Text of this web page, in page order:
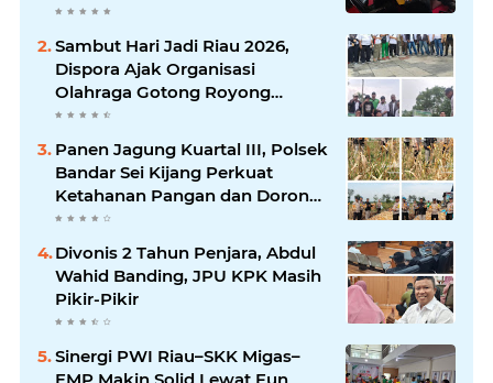
Abadi Diminta Hadir pada
Pertemuan Berikutnya
Sambut Hari Jadi Riau 2026,
Dispora Ajak Organisasi
Olahraga Gotong Royong
Percantik Stadion Utama Riau
Panen Jagung Kuartal III, Polsek
Bandar Sei Kijang Perkuat
Ketahanan Pangan dan Dorong
Produktivitas Petani
Divonis 2 Tahun Penjara, Abdul
Wahid Banding, JPU KPK Masih
Pikir-Pikir
Sinergi PWI Riau–SKK Migas–